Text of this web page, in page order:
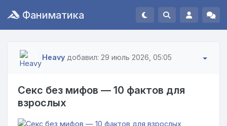
Фаниматика
Heavy добавил: 29 июль 2026, 05:05
Секс без мифов — 10 фактов для
взрослых